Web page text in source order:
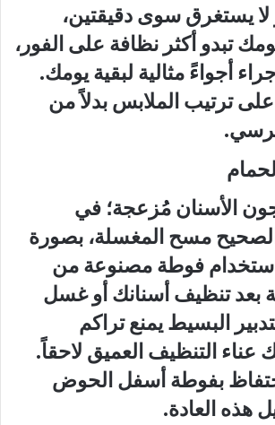
يستغرق سوى دقيقتين،
تبدو أكثر نظافة على الفور،
أجواءً مثالية لبقية يومك.
ترتيب الملابس بدلاً من
الأسنان مُزعجة؛ في
مسح المغسلة، بصورة
فوطة مصنوعة من
بعد تنظيف أسنانك أو غسل
البسيط يمنع تراكم
عناء التنظيف العميق لاحقاً.
بفوطة أسفل الحوض
هذه العادة.